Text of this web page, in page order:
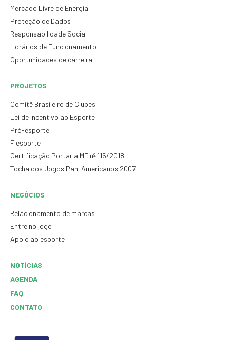
Mercado Livre de Energia
Proteção de Dados
Responsabilidade Social
Horários de Funcionamento
Oportunidades de carreira
PROJETOS
Comitê Brasileiro de Clubes
Lei de Incentivo ao Esporte
Pró-esporte
Fiesporte
Certificação Portaria ME nº 115/2018
Tocha dos Jogos Pan-Americanos 2007
NEGÓCIOS
Relacionamento de marcas
Entre no jogo
Apoio ao esporte
NOTÍCIAS
AGENDA
FAQ
CONTATO